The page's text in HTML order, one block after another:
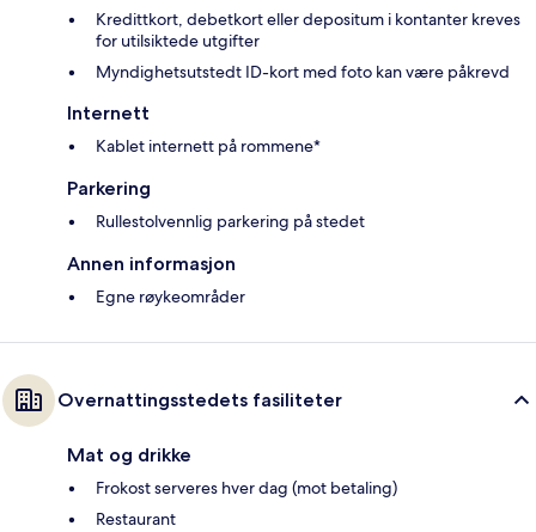
Kredittkort, debetkort eller depositum i kontanter kreves
for utilsiktede utgifter
Myndighetsutstedt ID-kort med foto kan være påkrevd
Internett
Kablet internett på rommene*
Parkering
Rullestolvennlig parkering på stedet
Annen informasjon
Egne røykeområder
Overnattingsstedets fasiliteter
Mat og drikke
Frokost serveres hver dag (mot betaling)
Restaurant